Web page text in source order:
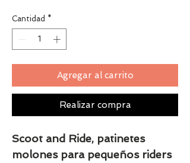
Cantidad *
Agregar al carrito
Realizar compra
Scoot and Ride, patinetes
molones para pequeños riders